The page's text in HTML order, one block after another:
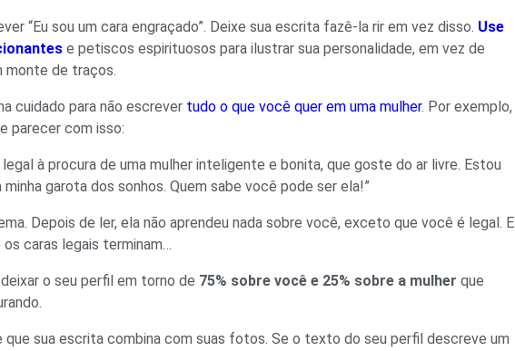
“Eu sou um cara engraçado”. Deixe sua escrita fazê-la rir em vez disso. Use
e petiscos espirituosos para ilustrar sua personalidade, em vez de
monte de traços.
cuidado para não escrever tudo o que você quer em uma mulher. Por exemplo,
parecer com isso:
legal à procura de uma mulher inteligente e bonita, que goste do ar livre. Estou
garota dos sonhos. Quem sabe você pode ser ela!”
Depois de ler, ela não aprendeu nada sobre você, exceto que você é legal. E
caras legais terminam…
deixar o seu perfil em torno de 75% sobre você e 25% sobre a mulher que
que sua escrita combina com suas fotos. Se o texto do seu perfil descreve um